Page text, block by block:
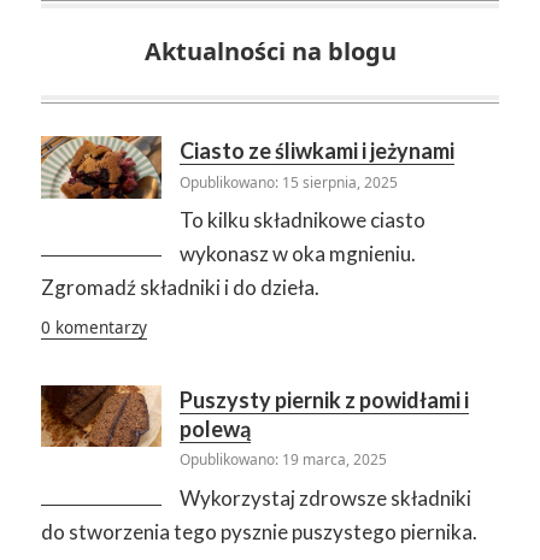
Aktualności na blogu
Ciasto ze śliwkami i jeżynami
Opublikowano: 15 sierpnia, 2025
To kilku składnikowe ciasto
wykonasz w oka mgnieniu.
Zgromadź składniki i do dzieła.
0 komentarzy
Puszysty piernik z powidłami i
polewą
Opublikowano: 19 marca, 2025
Wykorzystaj zdrowsze składniki
do stworzenia tego pysznie puszystego piernika.